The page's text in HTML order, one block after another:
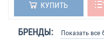
КУПИТЬ
БРЕНДЫ: Показать все